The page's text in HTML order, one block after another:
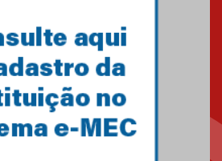
Primeiro culto do ano ressalta o
27.02.2026